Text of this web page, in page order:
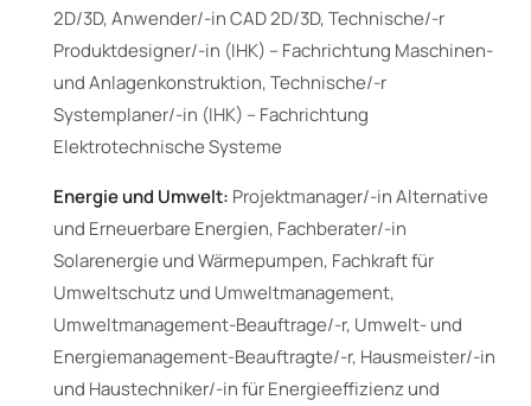
2D/3D, Anwender/-in CAD 2D/3D, Technische/-r
Produktdesigner/-in (IHK) – Fachrichtung Maschinen-
und Anlagenkonstruktion, Technische/-r
Systemplaner/-in (IHK) – Fachrichtung
Elektrotechnische Systeme
Energie und Umwelt: Projektmanager/-in Alternative
und Erneuerbare Energien, Fachberater/-in
Solarenergie und Wärmepumpen, Fachkraft für
Umweltschutz und Umweltmanagement,
Umweltmanagement-Beauftrage/-r, Umwelt- und
Energiemanagement-Beauftragte/-r, Hausmeister/-in
und Haustechniker/-in für Energieeffizienz und